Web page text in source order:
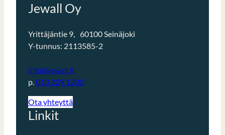
Jewall Oy
Yrittäjäntie 9, 60100 Seinäjoki
Y-tunnus: 2113585-2
info@jewall.fi
p.010 229 1200
Ota yhteyttä
Linkit